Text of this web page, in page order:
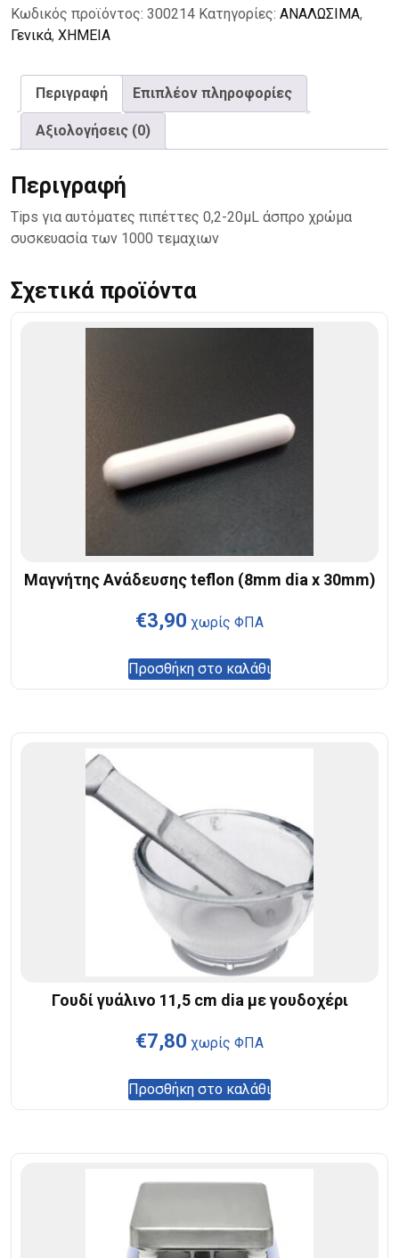
πιπέττες
0,2-
ποσότητα
Κωδικός προϊόντος: 300214 Κατηγορίες: ΑΝΑΛΩΣΙΜΑ,
Γενικά, ΧΗΜΕΙΑ
Περιγραφή Επιπλέον πληροφορίες
Αξιολογήσεις (0)
Περιγραφή
Tips για αυτόματες πιπέττες 0,2-20μL άσπρο χρώμα
συσκευασία των 1000 τεμαχιων
Σχετικά προϊόντα
Μαγνήτης Ανάδευσης teflon (8mm dia x 30mm)
€3,90 χωρίς ΦΠΑ
Προσθήκη στο καλάθι
Γουδί γυάλινο 11,5 cm dia με γουδοχέρι
€7,80 χωρίς ΦΠΑ
Προσθήκη στο καλάθι